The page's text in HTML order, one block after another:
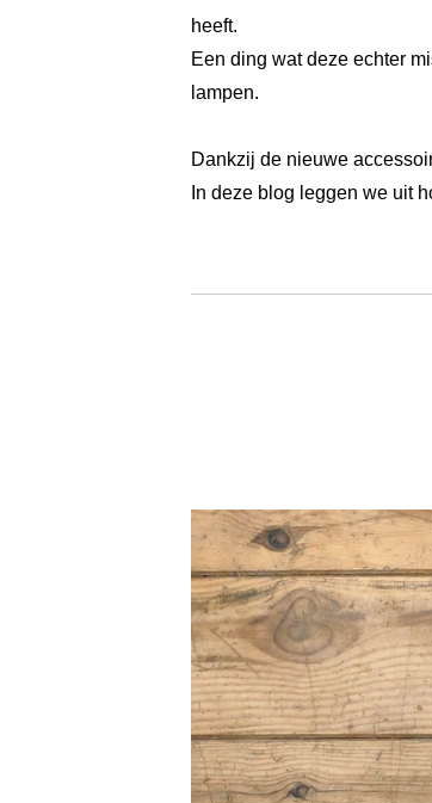
heeft.
Een ding wat deze echter
lampen.
Dankzij de nieuwe
In deze blog leggen we uit